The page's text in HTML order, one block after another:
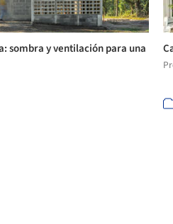
sombra y ventilación para una